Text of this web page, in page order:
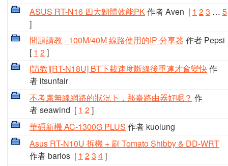
ASUS RT-N16 四大韌體效能PK作者 Aven [ 1 23 … 5
]
問題請教 - 100M/40M 線路使用的IP 分享器 作者 Pepsi
[ 1 2]
[請教][RT-N18U] BT下載速度斷線後重連才會變快作
者 itsunfair
不考慮無線網路的狀況下，那臺路由器好呢？ 作
者 seawind [ 1 2]
華碩新機 AC-1300G PLUS 作者 kuolung
Asus RT-N10U 拆機 + 刷 Tomato Shibby & DD-WRT
作者 barlos[ 1 23 4]